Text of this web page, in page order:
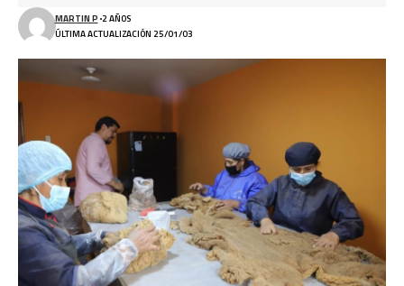
ÚLTIMA ACTUALIZACIÓN 25/01/03
MARTIN P 2 AÑOS